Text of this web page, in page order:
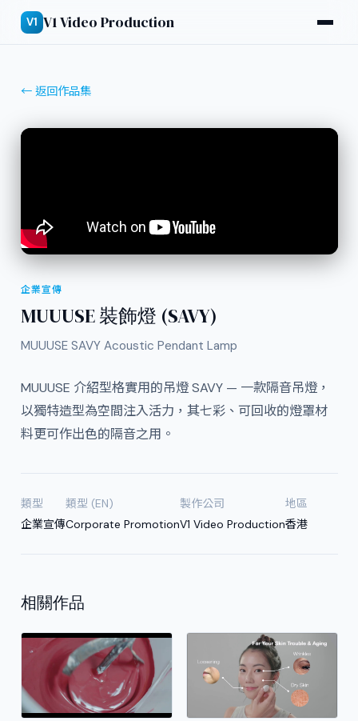
V1 V1 Video Production
← 返回作品集
企業宣傳
MUUUSE 裝飾燈 (SAVY)
MUUUSE SAVY Acoustic Pendant Lamp
MUUUSE 介紹型格實用的吊燈 SAVY — 一款隔音吊燈，
以獨特造型為空間注入活力，其七彩、可回收的燈罩材
料更可作出色的隔音之用。
類型
企業宣傳
類型 (EN)
Corporate Promotion
製作公司
V1 Video Production
地區
香港
相關作品